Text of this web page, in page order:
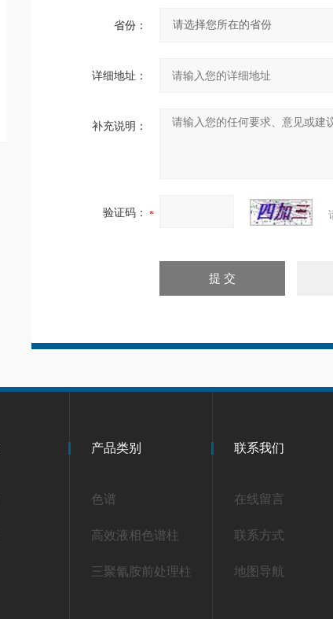
省份：
详细地址：
补充说明：
验证码：
产品类别
色谱
高效液相色谱柱
三聚氰胺前处理柱
联系我们
在线留言
联系方式
地图导航